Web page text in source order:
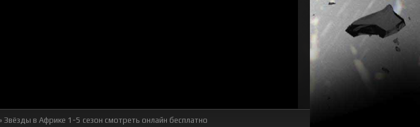
Звёзды в Африке 1-5 сезон смотреть онлайн бесплатно